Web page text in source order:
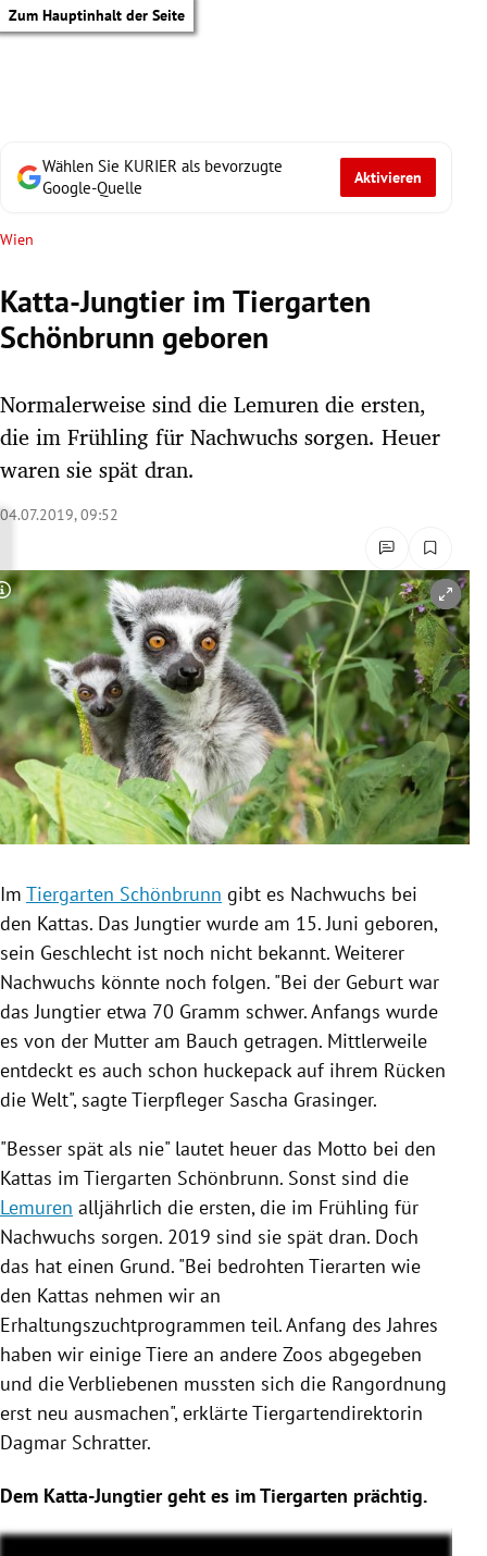
Zum Hauptinhalt der Seite
Untermenü
Untermenü
Untermenü
Untermenü
Untermenü
Untermenü
Untermenü
Untermenü
Wählen Sie KURIER als bevorzugte
Google-Quelle
Aktivieren
Wien
Katta-Jungtier im Tiergarten
Schönbrunn geboren
Normalerweise sind die Lemuren die ersten,
die im Frühling für Nachwuchs sorgen. Heuer
waren sie spät dran.
04.07.2019, 09:52
Copyright-Hinweis öffnen/schließen
Im Tiergarten Schönbrunn gibt es Nachwuchs bei
den Kattas. Das Jungtier wurde am 15. Juni geboren,
sein Geschlecht ist noch nicht bekannt. Weiterer
Nachwuchs könnte noch folgen. "Bei der Geburt war
das Jungtier etwa 70 Gramm schwer. Anfangs wurde
es von der Mutter am Bauch getragen. Mittlerweile
entdeckt es auch schon huckepack auf ihrem Rücken
die Welt", sagte Tierpfleger Sascha Grasinger.
"Besser spät als nie" lautet heuer das Motto bei den
Kattas im Tiergarten Schönbrunn. Sonst sind die
Lemuren alljährlich die ersten, die im Frühling für
Nachwuchs sorgen. 2019 sind sie spät dran. Doch
das hat einen Grund. "Bei bedrohten Tierarten wie
den Kattas nehmen wir an
Erhaltungszuchtprogrammen teil. Anfang des Jahres
haben wir einige Tiere an andere Zoos abgegeben
und die Verbliebenen mussten sich die Rangordnung
erst neu ausmachen", erklärte Tiergartendirektorin
Dagmar Schratter.
Dem Katta-Jungtier geht es im Tiergarten prächtig.